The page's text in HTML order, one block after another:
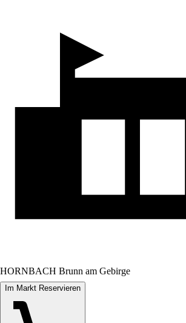
HORNBACH Brunn am Gebirge
Im Markt Reservieren